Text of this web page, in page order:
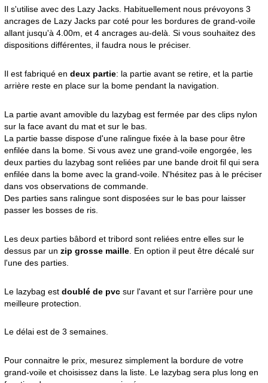
Il s'utilise avec des Lazy Jacks. Habituellement nous prévoyons 3
ancrages de Lazy Jacks par coté pour les bordures de grand-voile
allant jusqu'à 4.00m, et 4 ancrages au-delà. Si vous souhaitez des
dispositions différentes, il faudra nous le préciser.
Il est fabriqué en deux partie: la partie avant se retire, et la partie
arrière reste en place sur la bome pendant la navigation.
La partie avant amovible du lazybag est fermée par des clips nylon
sur la face avant du mat et sur le bas.
La partie basse dispose d'une ralingue fixée à la base pour être
enfilée dans la bome. Si vous avez une grand-voile engorgée, les
deux parties du lazybag sont reliées par une bande droit fil qui sera
enfilée dans la bome avec la grand-voile. N'hésitez pas à le préciser
dans vos observations de commande.
Des parties sans ralingue sont disposées sur le bas pour laisser
passer les bosses de ris.
Les deux parties bâbord et tribord sont reliées entre elles sur le
dessus par un zip grosse maille. En option il peut être décalé sur
l'une des parties.
Le lazybag est doublé de pvcsur l'avant et sur l'arrière pour une
meilleure protection.
Le délai est de 3 semaines.
Pour connaitre le prix, mesurez simplement la bordure de votre
grand-voile et choisissez dans la liste. Le lazybag sera plus long en